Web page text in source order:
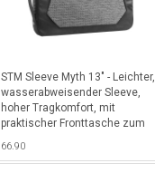
STM Sleeve Myth 13" - Leichter,
wasserabweisender Sleeve,
hoher Tragkomfort, mit
praktischer Fronttasche zum
Schlüssel, etc. mit schöner
66.90